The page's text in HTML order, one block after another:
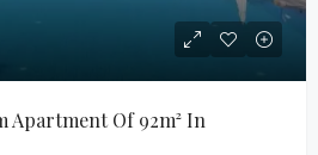
Apartment Of 92m² In